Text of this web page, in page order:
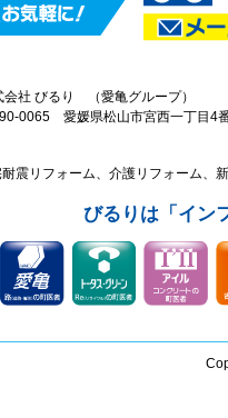
会社 びるり （愛亀グループ）
0065 愛媛県松山市宮西一丁
耐震リフォーム、介護リフォーム
びるりは「イン